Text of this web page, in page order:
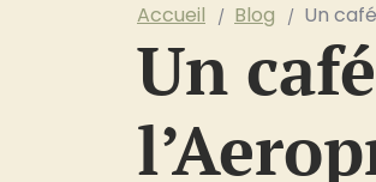
Accueil Blog Un
Un